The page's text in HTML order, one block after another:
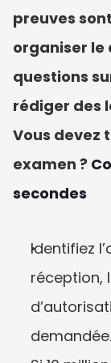
preuves
organiser le
questions
rédiger des
Vous devez
examen ?
secondes
Identifiez
réception,
demandée.